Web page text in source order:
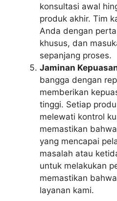
konsultasi awal
produk akhir. Tim
Anda dengan
khusus, dan
sepanjang proses.
Jaminan
bangga dengan
memberikan
tinggi. Setiap
melewati kontrol
memastikan
yang mencapai
masalah atau
untuk melakukan
memastikan
layanan kami.